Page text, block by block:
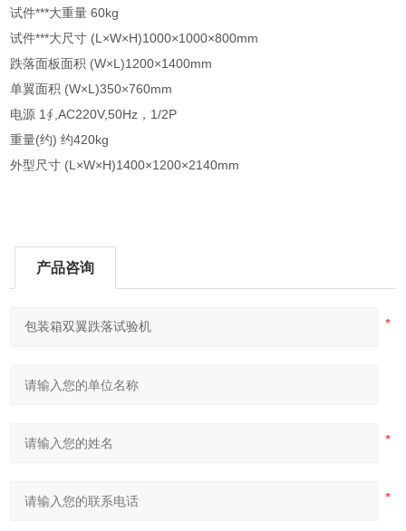
试件***大重量 60kg
试件***大尺寸 (L×W×H)1000×1000×800mm
跌落面板面积 (W×L)1200×1400mm
单翼面积 (W×L)350×760mm
电源 1∮,AC220V,50Hz，1/2P
重量(约) 约420kg
外型尺寸 (L×W×H)1400×1200×2140mm
产品咨询